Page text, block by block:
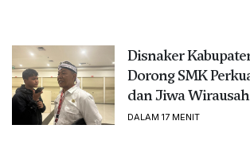
Disnaker
Dorong SMK
dan Jiwa
DALAM 17 MENIT